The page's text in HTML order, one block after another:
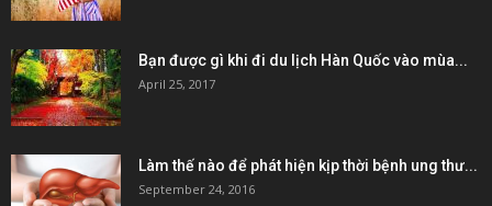
Bạn được gì khi đi du lịch Hàn Quốc vào mùa...
April 25, 2017
Làm thế nào để phát hiện kịp thời bệnh ung thư...
September 24, 2016